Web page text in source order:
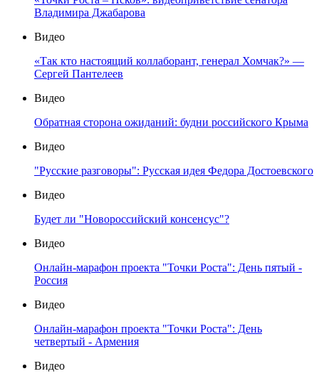
Владимира Джабарова
Видео
«Так кто настоящий коллаборант, генерал Хомчак?» —
Сергей Пантелеев
Видео
Обратная сторона ожиданий: будни российского Крыма
Видео
"Русские разговоры": Русская идея Федора Достоевского
Видео
Будет ли "Новороссийский консенсус"?
Видео
Онлайн-марафон проекта "Точки Роста": День пятый -
Россия
Видео
Онлайн-марафон проекта "Точки Роста": День
четвертый - Армения
Видео